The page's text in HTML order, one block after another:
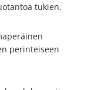
tukien.
perinteiseen